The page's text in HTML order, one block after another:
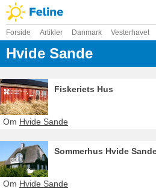
Forside Artikler Danmark Vesterhavet
Hvide Sande
Fiskeriets Hus
Om Hvide Sande
Sommerhus Hvide
Om Hvide Sande